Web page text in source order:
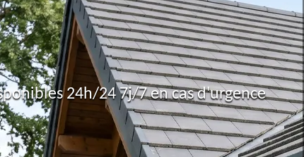
24h/24 7j/7 en cas d'urgence